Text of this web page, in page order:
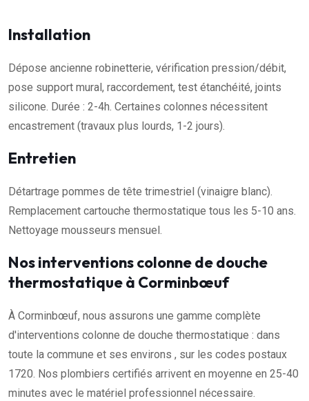
Installation
Dépose ancienne robinetterie, vérification pression/débit,
pose support mural, raccordement, test étanchéité, joints
silicone. Durée : 2-4h. Certaines colonnes nécessitent
encastrement (travaux plus lourds, 1-2 jours).
Entretien
Détartrage pommes de tête trimestriel (vinaigre blanc).
Remplacement cartouche thermostatique tous les 5-10 ans.
Nettoyage mousseurs mensuel.
Nos interventions colonne de douche
thermostatique à Corminbœuf
À Corminbœuf, nous assurons une gamme complète
d'interventions colonne de douche thermostatique : dans
toute la commune et ses environs , sur les codes postaux
1720. Nos plombiers certifiés arrivent en moyenne en 25-40
minutes avec le matériel professionnel nécessaire.